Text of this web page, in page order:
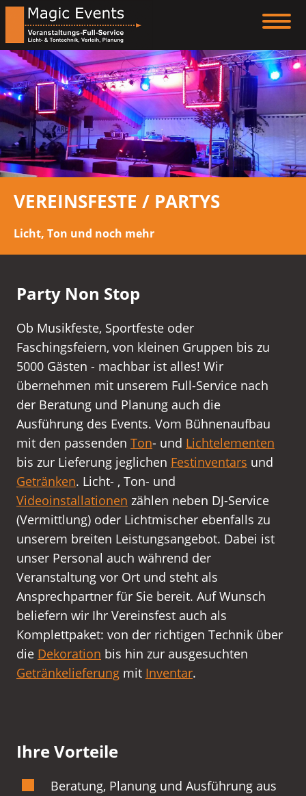
VEREINSFESTE / PARTYS
Licht, Ton und noch mehr
Party Non Stop
Ob Musikfeste, Sportfeste oder
Faschingsfeiern, von kleinen Gruppen bis zu
5000 Gästen - machbar ist alles! Wir
übernehmen mit unserem Full-Service nach
der Beratung und Planung auch die
Ausführung des Events. Vom Bühnenaufbau
mit den passenden Ton- und Lichtelementen
bis zur Lieferung jeglichen Festinventars und
Getränken. Licht- , Ton- und
Videoinstallationen zählen neben DJ-Service
(Vermittlung) oder Lichtmischer ebenfalls zu
unserem breiten Leistungsangebot. Dabei ist
unser Personal auch während der
Veranstaltung vor Ort und steht als
Ansprechpartner für Sie bereit. Auf Wunsch
beliefern wir Ihr Vereinsfest auch als
Komplettpaket: von der richtigen Technik über
die Dekoration bis hin zur ausgesuchten
Getränkelieferung mit Inventar.
Ihre Vorteile
Beratung, Planung und Ausführung aus